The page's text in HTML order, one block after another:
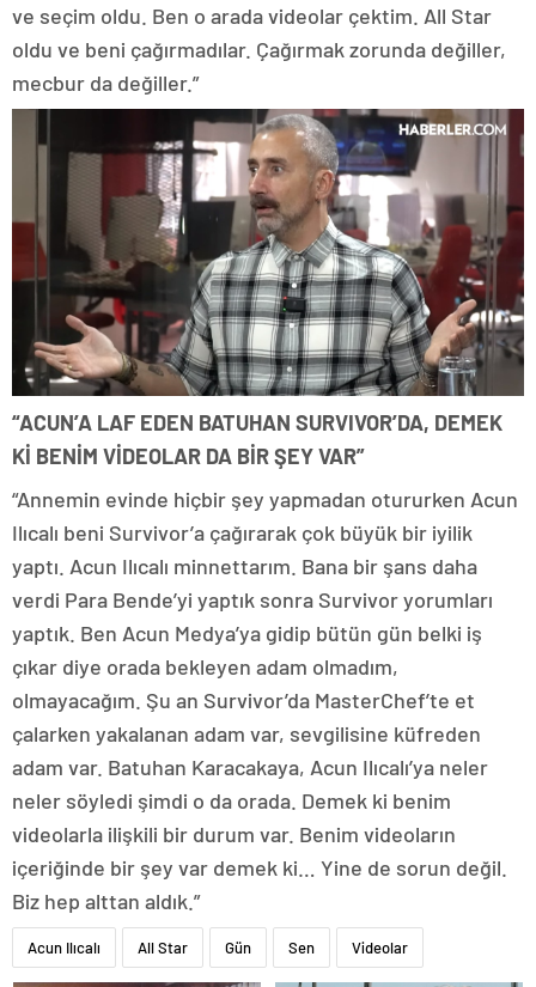
ve seçim oldu. Ben o arada videolar çektim. All Star
oldu ve beni çağırmadılar. Çağırmak zorunda değiller,
mecbur da değiller.”
“ACUN’A LAF EDEN BATUHAN SURVIVOR’DA, DEMEK
Kİ BENİM VİDEOLAR DA BİR ŞEY VAR”
“Annemin evinde hiçbir şey yapmadan otururken Acun
Ilıcalı beni Survivor’a çağırarak çok büyük bir iyilik
yaptı. Acun Ilıcalı minnettarım. Bana bir şans daha
verdi Para Bende’yi yaptık sonra Survivor yorumları
yaptık. Ben Acun Medya’ya gidip bütün gün belki iş
çıkar diye orada bekleyen adam olmadım,
olmayacağım. Şu an Survivor’da MasterChef’te et
çalarken yakalanan adam var, sevgilisine küfreden
adam var. Batuhan Karacakaya, Acun Ilıcalı’ya neler
neler söyledi şimdi o da orada. Demek ki benim
videolarla ilişkili bir durum var. Benim videoların
içeriğinde bir şey var demek ki… Yine de sorun değil.
Biz hep alttan aldık.”
Acun Ilıcalı All Star Gün Sen Videolar